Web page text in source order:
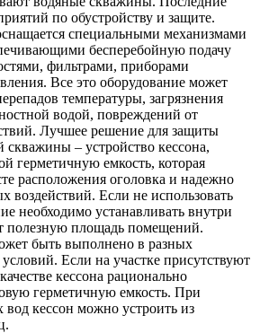
по обустройству и защите.
специальными механизмами
бесперебойную подачу
фильтрами, приборами
Все это оборудование может
температуры, загрязнения
водой, повреждений от
Лучшее решение для защиты
скважины – устройство кессона,
герметичную емкость, которая
расположения оголовка и надежно
воздействий. Если не использовать
необходимо устанавливать внутри
полезную площадь помещений.
быть выполнено в разных
Если на участке присутствуют
кессона рационально
герметичную емкость. При
вод кессон можно устроить из